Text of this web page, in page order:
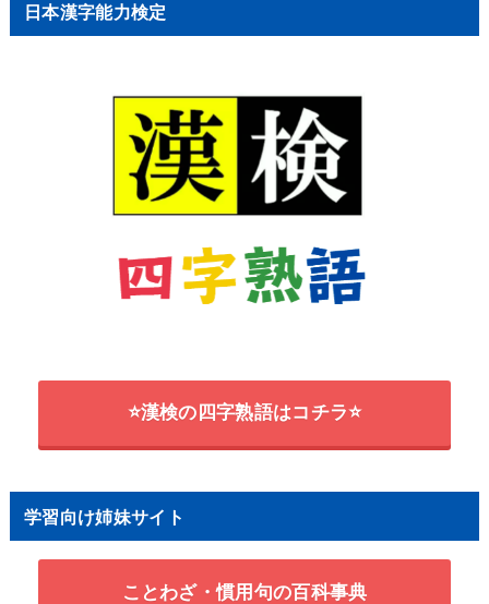
日本漢字能力検定
⭐漢検の四字熟語はコチラ⭐
学習向け姉妹サイト
ことわざ・慣用句の百科事典